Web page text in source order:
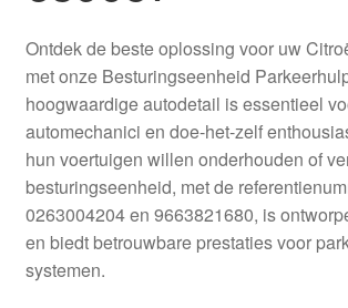
Contact
Kassa
Klachten
Klachtenprocedure
Ontdek de beste oplossing voor uw
met onze Besturingseenheid
hoogwaardige autodetail is essentieel
automechanici en doe-het-zelf
hun voertuigen willen onderhouden of
besturingseenheid, met de
0263004204 en 9663821680, is
en biedt betrouwbare prestaties voor
systemen.